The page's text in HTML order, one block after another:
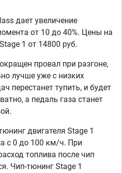
дает увеличение
от 10 до 40%. Цены на
1 от 14800 руб.
провал при разгоне,
лучше уже с низких
перестанет тупить, и будет
а педаль газа станет
двигателя Stage 1
с 0 до 100 км/ч. При
топлива после чип
Чип-тюнинг Stage 1